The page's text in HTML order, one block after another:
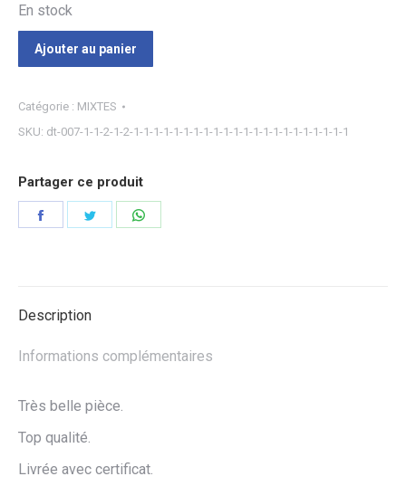
En stock
Ajouter au panier
Catégorie : MIXTES
SKU: dt-007-1-1-2-1-2-1-1-1-1-1-1-1-1-1-1-1-1-1-1-1-1-1-1-1-1-1-1
Partager ce produit
Partager Partager
Description
Informations complémentaires
Très belle pièce.
Top qualité.
Livrée avec certificat.